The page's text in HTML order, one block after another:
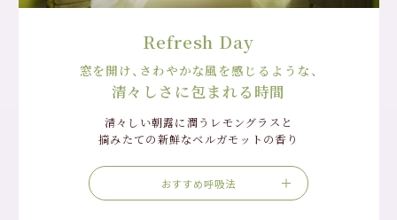
Refresh Day
窓を開け、さわやかな風を感じるような、
清々しさに包まれる時間
清々しい朝露に潤うレモングラスと
摘みたての新鮮なベルガモットの香り
おすすめ呼吸法